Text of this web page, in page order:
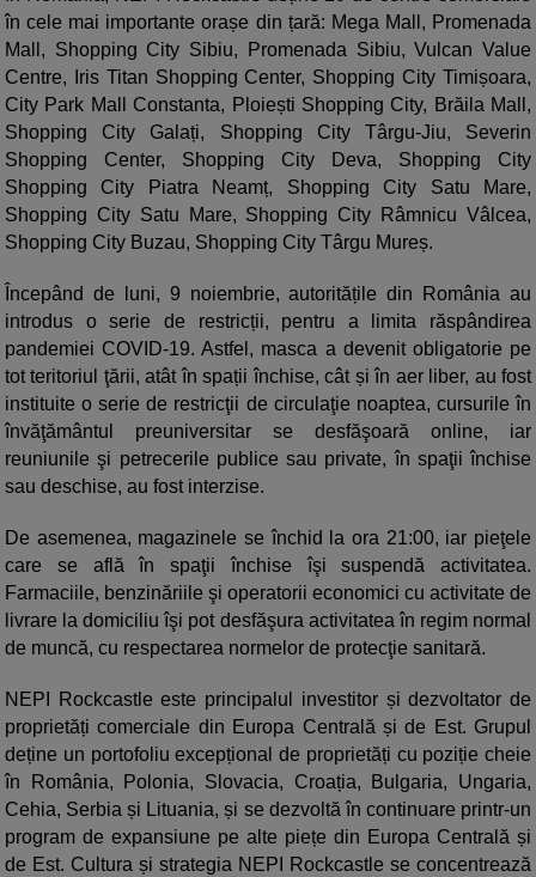
în cele mai importante orașe din țară: Mega Mall, Promenada
Mall, Shopping City Sibiu, Promenada Sibiu, Vulcan Value
Centre, Iris Titan Shopping Center, Shopping City Timișoara,
City Park Mall Constanta, Ploiești Shopping City, Brăila Mall,
Shopping City Galați, Shopping City Târgu-Jiu, Severin
Shopping Center, Shopping City Deva, Shopping City
Shopping City Piatra Neamț, Shopping City Satu Mare,
Shopping City Satu Mare, Shopping City Râmnicu Vâlcea,
Shopping City Buzau, Shopping City Târgu Mureș.
Începând de luni, 9 noiembrie, autoritățile din România au
introdus o serie de restricții, pentru a limita răspândirea
pandemiei COVID-19. Astfel, masca a devenit obligatorie pe
tot teritoriul ţării, atât în spații închise, cât și în aer liber, au fost
instituite o serie de restricţii de circulaţie noaptea, cursurile în
învăţământul preuniversitar se desfăşoară online, iar
reuniunile şi petrecerile publice sau private, în spaţii închise
sau deschise, au fost interzise.
De asemenea, magazinele se închid la ora 21:00, iar pieţele
care se află în spaţii închise îşi suspendă activitatea.
Farmaciile, benzinăriile şi operatorii economici cu activitate de
livrare la domiciliu îşi pot desfăşura activitatea în regim normal
de muncă, cu respectarea normelor de protecţie sanitară.
NEPI Rockcastle este principalul investitor și dezvoltator de
proprietăți comerciale din Europa Centrală și de Est. Grupul
deține un portofoliu excepțional de proprietăți cu poziție cheie
în România, Polonia, Slovacia, Croația, Bulgaria, Ungaria,
Cehia, Serbia și Lituania, și se dezvoltă în continuare printr-un
program de expansiune pe alte piețe din Europa Centrală și
de Est. Cultura și strategia NEPI Rockcastle se concentrează